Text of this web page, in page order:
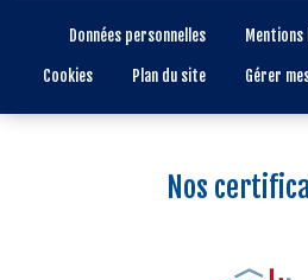
Données personnelles Mentions
Cookies Plan du site Gérer
Nos